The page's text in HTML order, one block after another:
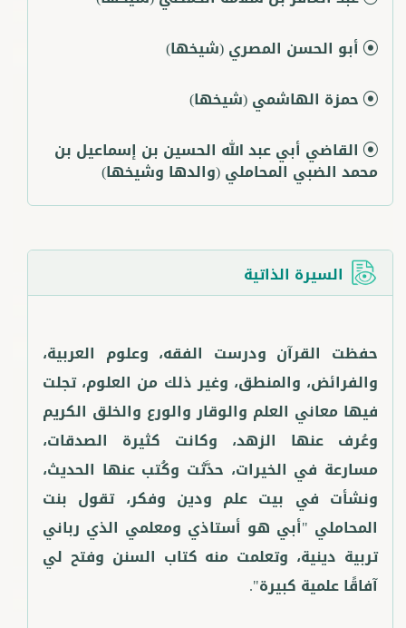
أبو الحسن المصري(شيخها)
حمزة الهاشمي(شيخها)
القاضي أبي عبد الله الحسين بن إسماعيل بن
محمد الضبي المحاملي(والدها وشيخها)
السيرة الذاتية
حفظت القرآن ودرست الفقه، وعلوم العربية،
والفرائض، والمنطق، وغير ذلك من العلوم، تجلت
فيها معاني العلم والوقار والورع والخلق الكريم
وعُرف عنها الزهد، وكانت كثيرة الصدقات،
مسارعة في الخيرات، حدَّثت وكُتب عنها الحديث،
ونشأت في بيت علم ودين وفكر، تقول بنت
المحاملي "أبي هو أستاذي ومعلمي الذي رباني
تربية دينية، وتعلمت منه كتاب السنن وفتح لي